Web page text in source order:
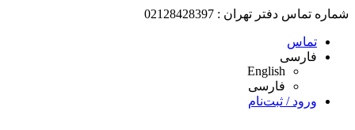
شماره تماس دفتر تهران : 02128428397
تماس
فارسی
English
فارسی
ورود / ثبت‌نام